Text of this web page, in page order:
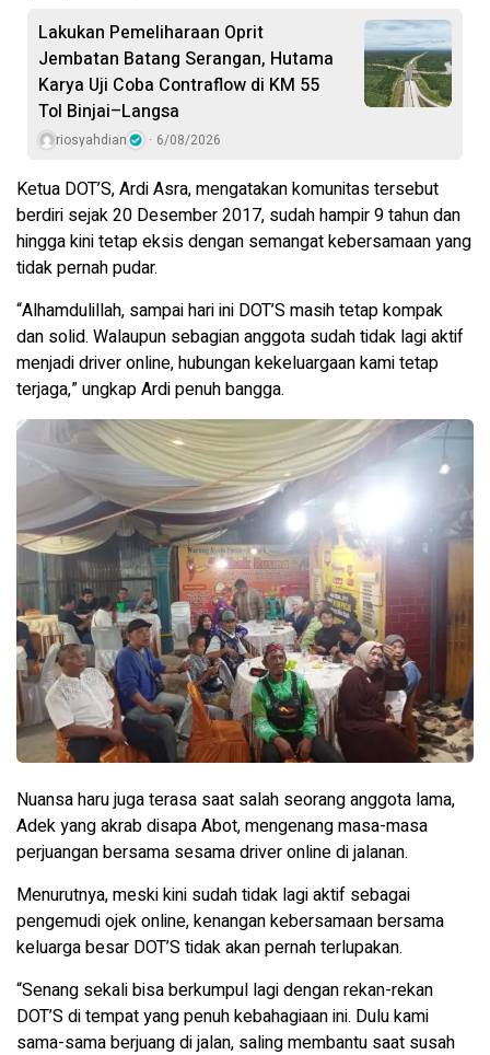
Lakukan Pemeliharaan Oprit
Jembatan Batang Serangan, Hutama
Karya Uji Coba Contraflow di KM 55
Tol Binjai–Langsa
riosyahdian 6/08/2026
Ketua DOT’S, Ardi Asra, mengatakan komunitas tersebut
berdiri sejak 20 Desember 2017, sudah hampir 9 tahun dan
hingga kini tetap eksis dengan semangat kebersamaan yang
tidak pernah pudar.
“Alhamdulillah, sampai hari ini DOT’S masih tetap kompak
dan solid. Walaupun sebagian anggota sudah tidak lagi aktif
menjadi driver online, hubungan kekeluargaan kami tetap
terjaga,” ungkap Ardi penuh bangga.
Nuansa haru juga terasa saat salah seorang anggota lama,
Adek yang akrab disapa Abot, mengenang masa-masa
perjuangan bersama sesama driver online di jalanan.
Menurutnya, meski kini sudah tidak lagi aktif sebagai
pengemudi ojek online, kenangan kebersamaan bersama
keluarga besar DOT’S tidak akan pernah terlupakan.
“Senang sekali bisa berkumpul lagi dengan rekan-rekan
DOT’S di tempat yang penuh kebahagiaan ini. Dulu kami
sama-sama berjuang di jalan, saling membantu saat susah